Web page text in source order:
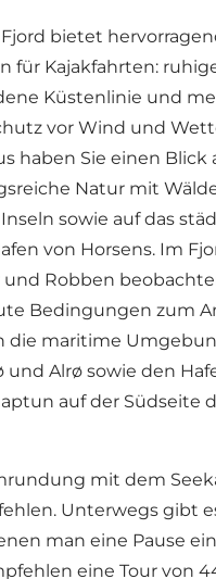
bietet
für Kajakfahrten:
Küstenlinie und
vor Wind und
haben Sie einen Blick
Natur mit
sowie auf das
von Horsens. Im
und Robben
Bedingungen zum
die maritime
und Alrø sowie den
auf der Südseite
mit dem
Unterwegs gibt
man eine Pause
eine Tour von